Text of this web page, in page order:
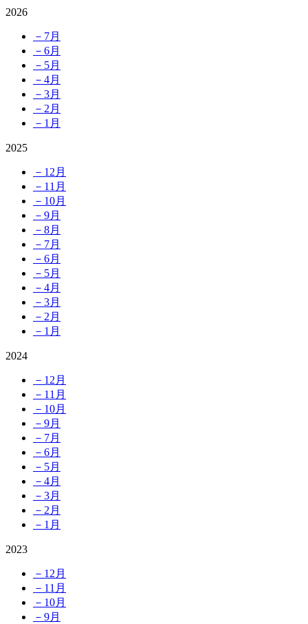
2026
－7月
－6月
－5月
－4月
－3月
－2月
－1月
2025
－12月
－11月
－10月
－9月
－8月
－7月
－6月
－5月
－4月
－3月
－2月
－1月
2024
－12月
－11月
－10月
－9月
－7月
－6月
－5月
－4月
－3月
－2月
－1月
2023
－12月
－11月
－10月
－9月